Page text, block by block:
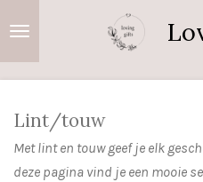
hoofdinhoud
Lint/touw
Met lint en touw geef je elk
deze pagina vind je een mooie